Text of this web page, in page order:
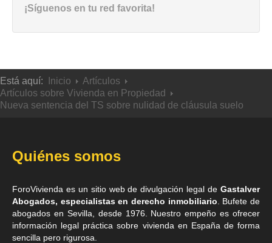
¡Síguenos en tu red favorita!
Está aquí: Inicio
Artículos
Artículos sobre Vivienda en Propiedad
Nueva sentencia del TS sobre nulidad de cláusula suelo
Quiénes somos
ForoVivienda es un sitio web de divulgación legal de Gastalver
Abogados, especialistas en derecho inmobiliario . Bufete de
abogados en Sevilla , desde 1976. Nuestro empeño es ofrecer
información legal práctica sobre vivienda en España de forma
sencilla pero rigurosa.